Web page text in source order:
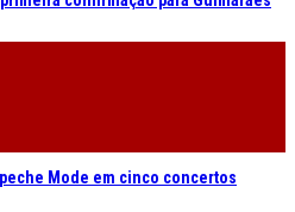
Mode em cinco concertos